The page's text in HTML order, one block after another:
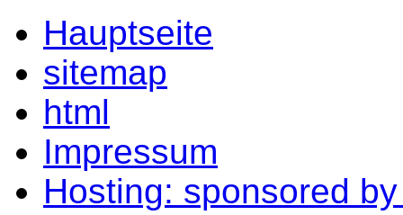
Hauptseite
sitemap
html
Impressum
Hosting: sponsored